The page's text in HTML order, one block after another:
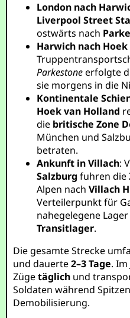
London nach
Liverpool Street
ostwärts nach
Harwich nach
Parkestoneerfolgte
sie morgens in die
Kontinentale
Hoek van Holland
die britische Zone
München und
betraten.
Ankunft in Villach:
Salzburg fuhren die
Alpen nachVillach
Verteilerpunkt für
nahegelegene
Transitlager.
Die gesamte Strecke
und dauerte2–3 Tage.
Zügetäglich und
Soldaten während
Demobilisierung.